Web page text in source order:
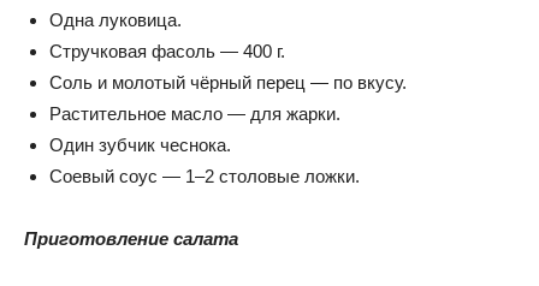
Одна луковица.
Стручковая фасоль — 400 г.
Соль и молотый чёрный перец — по вкусу.
Растительное масло — для жарки.
Один зубчик чеснока.
Соевый соус — 1–2 столовые ложки.
Приготовление салата